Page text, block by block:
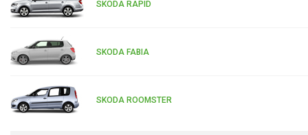
SKODA RAPID
SKODA FABIA
SKODA ROOMSTER